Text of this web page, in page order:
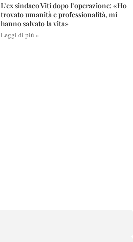
L’ex sindaco Viti dopo l’operazione: «Ho
trovato umanità e professionalità, mi
hanno salvato la vita»
Leggi di più »